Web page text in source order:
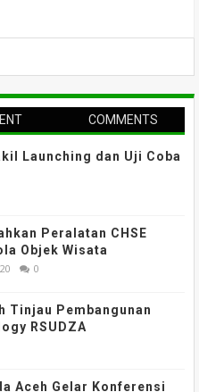
COMMENTS
Launching dan Uji Coba
Peralatan CHSE
Objek Wisata
0
Tinjau Pembangunan
RSUDZA
Aceh Gelar Konferensi